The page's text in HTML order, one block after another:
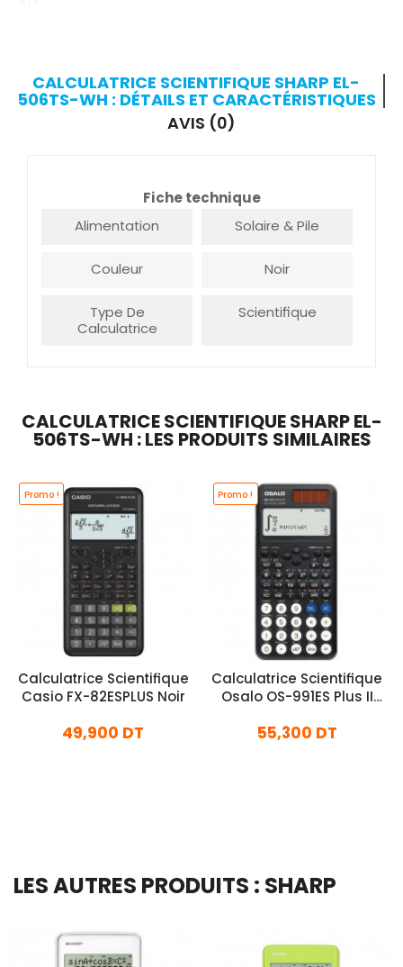
CALCULATRICE SCIENTIFIQUE SHARP EL-
506TS-WH : DÉTAILS ET CARACTÉRISTIQUES
AVIS (0)
Fiche technique
Alimentation
Solaire & Pile
Couleur Noir
Type De
Calculatrice
Scientifique
CALCULATRICE SCIENTIFIQUE SHARP EL-
506TS-WH : LES PRODUITS SIMILAIRES
Promo !
Calculatrice Scientifique
Casio FX-82ESPLUS Noir
49,900 DT
Promo !
Calculatrice Scientifique
Osalo OS-991ES Plus II
55,300 DT
LES AUTRES PRODUITS : SHARP